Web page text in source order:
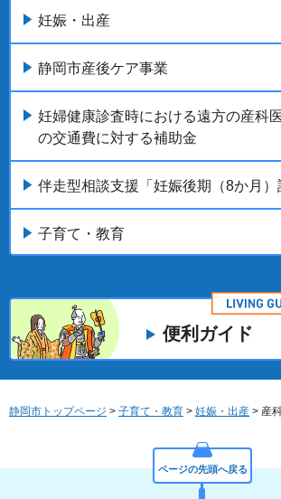
妊娠・出産
静岡市産後ケア事業
妊婦健康診査時における遠方の産科
の交通費に対する補助金
伴走型相談支援「妊娠後期（8か月）
子育て・教育
便利ガイド
静岡市トップページ > 子育て・教育 > 妊娠・出産 > 産
ページの先頭へ戻る